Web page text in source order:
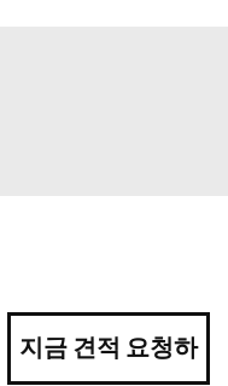
지금 견적 요청하